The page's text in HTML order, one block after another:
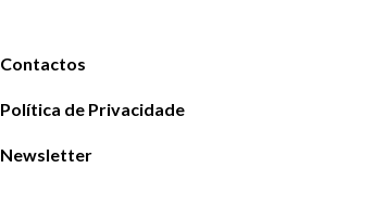
Contactos
Política de Privacidade
Newsletter